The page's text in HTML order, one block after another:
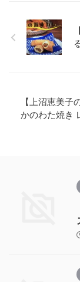
【上沼恵美子
かのわた焼き